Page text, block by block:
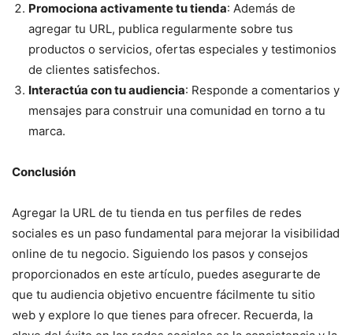
Promociona activamente tu tienda: Además de
agregar tu URL, publica regularmente sobre tus
productos o servicios, ofertas especiales y testimonios
de clientes satisfechos.
Interactúa con tu audiencia: Responde a comentarios y
mensajes para construir una comunidad en torno a tu
marca.
Conclusión
Agregar la URL de tu tienda en tus perfiles de redes
sociales es un paso fundamental para mejorar la visibilidad
online de tu negocio. Siguiendo los pasos y consejos
proporcionados en este artículo, puedes asegurarte de
que tu audiencia objetivo encuentre fácilmente tu sitio
web y explore lo que tienes para ofrecer. Recuerda, la